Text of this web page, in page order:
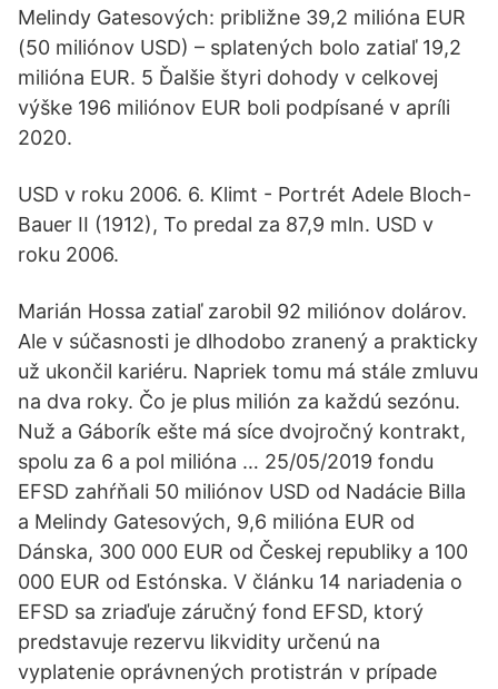
Melindy Gatesových: približne 39,2 milióna EUR
(50 miliónov USD) – splatených bolo zatiaľ 19,2
milióna EUR. 5 Ďalšie štyri dohody v celkovej
výške 196 miliónov EUR boli podpísané v apríli
2020.
USD v roku 2006. 6. Klimt - Portrét Adele Bloch-
Bauer II (1912), To predal za 87,9 mln. USD v
roku 2006.
Marián Hossa zatiaľ zarobil 92 miliónov dolárov.
Ale v súčasnosti je dlhodobo zranený a prakticky
už ukončil kariéru. Napriek tomu má stále zmluvu
na dva roky. Čo je plus milión za každú sezónu.
Nuž a Gáborík ešte má síce dvojročný kontrakt,
spolu za 6 a pol milióna … 25/05/2019 fondu
EFSD zahŕňali 50 miliónov USD od Nadácie Billa
a Melindy Gatesových, 9,6 milióna EUR od
Dánska, 300 000 EUR od Českej republiky a 100
000 EUR od Estónska. V článku 14 nariadenia o
EFSD sa zriaďuje záručný fond EFSD, ktorý
predstavuje rezervu likvidity určenú na
vyplatenie oprávnených protistrán v prípade